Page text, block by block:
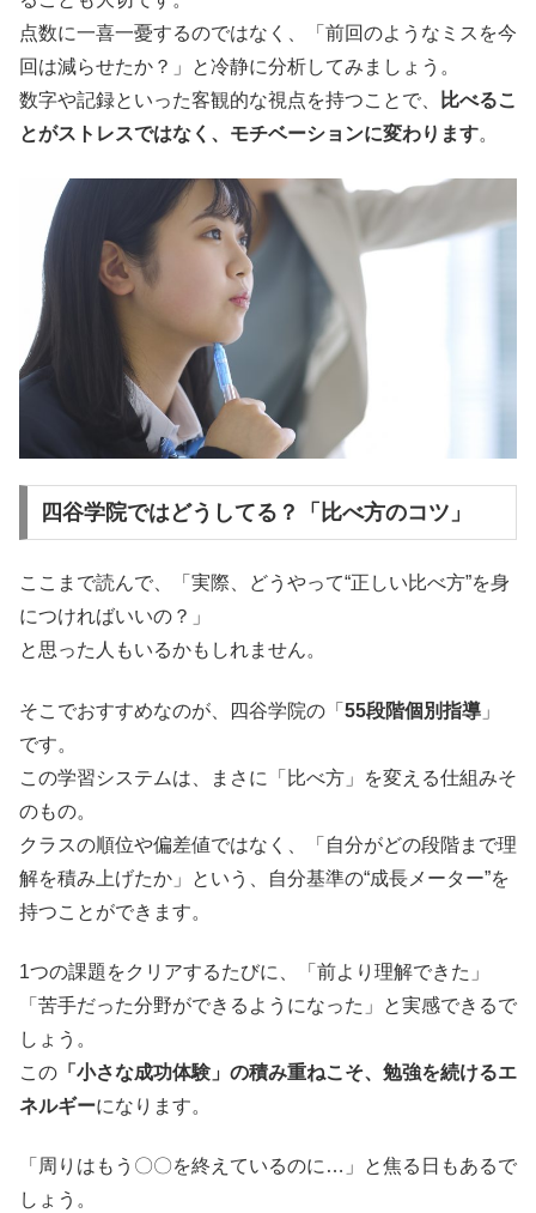
点数に一喜一憂するのではなく、「前回のようなミスを今
回は減らせたか？」と冷静に分析してみましょう。
数字や記録といった客観的な視点を持つことで、
比べるこ
とがストレスではなく、モチベーションに変わります。
四谷学院ではどうしてる？「比べ方のコツ」
ここまで読んで、「実際、どうやって“正しい比べ方”を身
につければいいの？」
と思った人もいるかもしれません。
そこでおすすめなのが、四谷学院の「 55段階個別指導 」
です。
この学習システムは、まさに「比べ方」を変える仕組みそ
のもの。
クラスの順位や偏差値ではなく、「自分がどの段階まで理
解を積み上げたか」という、自分基準の“成長メーター”を
持つことができます。
1つの課題をクリアするたびに、「前より理解できた」
「苦手だった分野ができるようになった」と実感できるで
しょう。
この 「小さな成功体験」の積み重ねこそ、勉強を続けるエ
ネルギーになります。
「周りはもう〇〇を終えているのに…」と焦る日もあるで
しょう。